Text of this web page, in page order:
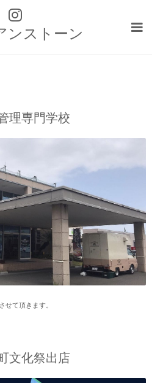
ンストーン
理専門学校
て頂きます。
文化祭出店